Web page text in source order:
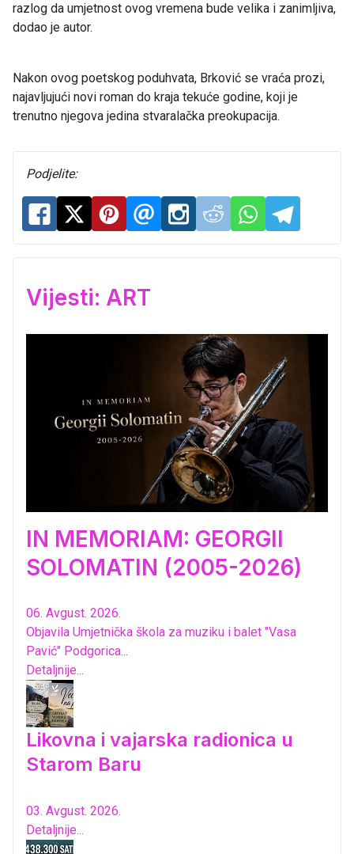
razlog da umjetnost ovog vremena bude velika i zanimljiva,
dodao je autor.
Nakon ovog poetskog poduhvata, Brković se vraća prozi,
najavljujući novi roman do kraja tekuće godine, koji je
trenutno njegova jedina stvaralačka preokupacija.
Podjelite:
Vijesti: ART
IN MEMORIAM: GEORGII
SOLOMATIN (2005-2026)
06. Avgust. 2026.
Objavila Umjetnička škola za muziku i balet "Vasa
Pavić" Podgorica...
Detaljnije...
Likovna i vajarska radionica u
Starom Baru
03. Avgust. 2026.
Detaljnije...